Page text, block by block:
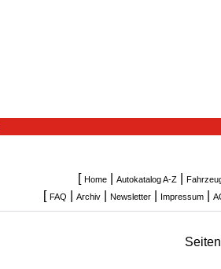
[ Home| Autokatalog A-Z|
[ FAQ Archiv Newsletter Impressum